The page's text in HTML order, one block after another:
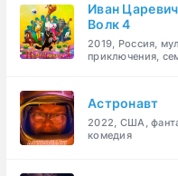
Иван
Волк 4
2019, Россия,
приключения,
Астронавт
2022, США,
комедия